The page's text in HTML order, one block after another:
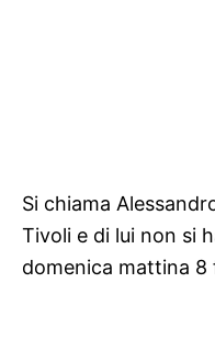
Si chiama
Tivoli e di lui non si
domenica mattina 8